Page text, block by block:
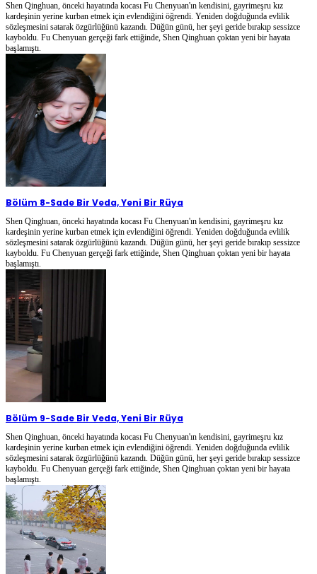
Shen Qinghuan, önceki hayatında kocası Fu Chenyuan'ın kendisini, gayrimeşru kız
kardeşinin yerine kurban etmek için evlendiğini öğrendi. Yeniden doğduğunda evlilik
sözleşmesini satarak özgürlüğünü kazandı. Düğün günü, her şeyi geride bırakıp sessizce
kayboldu. Fu Chenyuan gerçeği fark ettiğinde, Shen Qinghuan çoktan yeni bir hayata
başlamıştı.
Bölüm 8-Sade Bir Veda, Yeni Bir Rüya
Shen Qinghuan, önceki hayatında kocası Fu Chenyuan'ın kendisini, gayrimeşru kız
kardeşinin yerine kurban etmek için evlendiğini öğrendi. Yeniden doğduğunda evlilik
sözleşmesini satarak özgürlüğünü kazandı. Düğün günü, her şeyi geride bırakıp sessizce
kayboldu. Fu Chenyuan gerçeği fark ettiğinde, Shen Qinghuan çoktan yeni bir hayata
başlamıştı.
Bölüm 9-Sade Bir Veda, Yeni Bir Rüya
Shen Qinghuan, önceki hayatında kocası Fu Chenyuan'ın kendisini, gayrimeşru kız
kardeşinin yerine kurban etmek için evlendiğini öğrendi. Yeniden doğduğunda evlilik
sözleşmesini satarak özgürlüğünü kazandı. Düğün günü, her şeyi geride bırakıp sessizce
kayboldu. Fu Chenyuan gerçeği fark ettiğinde, Shen Qinghuan çoktan yeni bir hayata
başlamıştı.